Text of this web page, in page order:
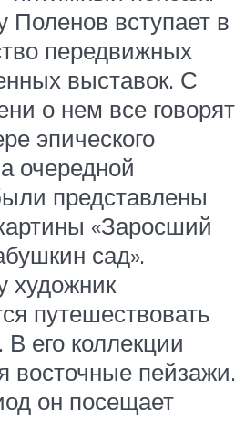
Поленов вступает в
передвижных
выставок. С
о нем все говорят
эпического
очередной
представлены
«Заросший
сад».
художник
путешествовать
В его коллекции
восточные пейзажи.
он посещает